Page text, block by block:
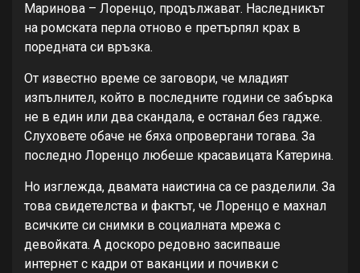
Маринова – Лоренцо, продължават. Наследникът
на ромската перла отново е претърпял крах в
поредната си връзка.
От известно време се заговори, че младият
изпълнител, който в последните години се забърка
не в един или два скандала, е останал без гадже.
Слуховете обаче не бяха опровергани тогава. За
последно Лоренцо любеше красавицата Катерина.
Но изглежда, двамата наистина са се разделили. За
това свидетелства и фактът, че Лоренцо е махнал
всичките си снимки в социалната мрежа с
девойката. А доскоро редовно засипваше
интернет с кадри от ваканции и почивки с